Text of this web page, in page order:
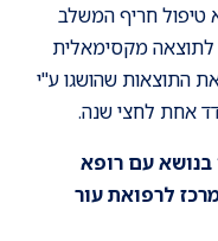
טיפול חריף המשלב
לתוצאה מקסימאלית
התוצאות שהושגו ע"י
בנושא עם רופא
לרפואת עור